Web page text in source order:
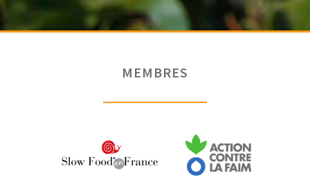
MEMBRES